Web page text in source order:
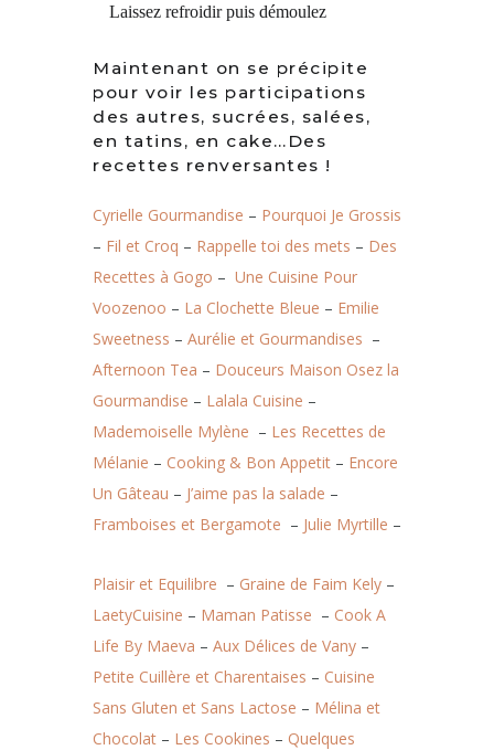
Laissez refroidir puis démoulez
Maintenant on se précipite
pour voir les participations
des autres, sucrées, salées,
en tatins, en cake…Des
recettes renversantes !
Cyrielle Gourmandise – Pourquoi Je Grossis
– Fil et Croq – Rappelle toi des mets – Des
Recettes à Gogo – Une Cuisine Pour
Voozenoo – La Clochette Bleue – Emilie
Sweetness – Aurélie et Gourmandises –
Afternoon Tea – Douceurs Maison Osez la
Gourmandise – Lalala Cuisine –
Mademoiselle Mylène – Les Recettes de
Mélanie – Cooking & Bon Appetit – Encore
Un Gâteau – J’aime pas la salade –
Framboises et Bergamote – Julie Myrtille –
Plaisir et Equilibre – Graine de Faim Kely –
LaetyCuisine – Maman Patisse – Cook A
Life By Maeva – Aux Délices de Vany –
Petite Cuillère et Charentaises – Cuisine
Sans Gluten et Sans Lactose – Mélina et
Chocolat – Les Cookines – Quelques